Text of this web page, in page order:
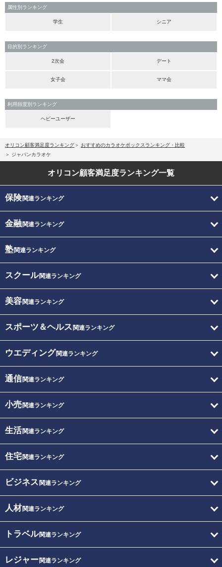
属性別ランキング
学生 シニア
目的別ランキング
2次会 デート
女子会 ママ会
利用頻度別ランキング
ヘビーユーザー
オリコン顧客満足度ランキング
おすすめのカラオケボックスランキング・比較
ジャパンカラオケ
オリコン顧客満足度ランキング一覧
保険関連ランキング
金融関連ランキング
塾関連ランキング
スクール関連ランキング
美容関連ランキング
スポーツ＆ヘルス 関連ランキング
ウエディング関連ランキング
通信関連ランキング
小売関連ランキング
生活関連ランキング
住宅関連ランキング
ビジネス 関連ランキング
人材関連ランキング
トラベル関連ランキング
レジャー関連ランキング